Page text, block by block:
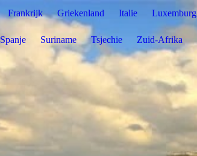
Frankrijk Griekenland Italie Luxemburg
Spanje Suriname Tsjechie Zuid-Afrika